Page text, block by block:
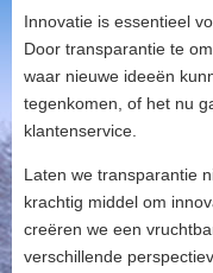
Innovatie is essentieel
Door transparantie te
waar nieuwe ideeën
tegenkomen, of het nu
klantenservice.
Laten we transparantie
krachtig middel om
creëren we een
verschillende